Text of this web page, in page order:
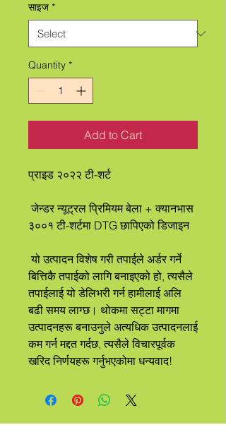
साइज *
Quantity *
Add to Cart
प्राइड २०२२ टी-शर्ट
जेन्डर न्यूट्रल प्रिमियम बेला + क्यानभास
३००१ टी-शर्टमा DTG छापिएको डिजाइन
यो उत्पादन विशेष गरी तपाईले अर्डर गर्ने
बित्तिकै तपाईको लागि बनाइएको हो, त्यसैले
तपाईलाई यो डेलिभरी गर्न हामीलाई अलि
बढी समय लाग्छ। थोकमा सट्टा मागमा
उत्पादनहरू बनाउनुले अत्यधिक उत्पादनलाई
कम गर्न मद्दत गर्दछ, त्यसैले विचारपूर्वक
खरिद निर्णयहरू गर्नुभएकोमा धन्यवाद!